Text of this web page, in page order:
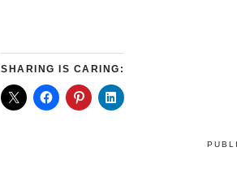
SHARING IS CARING: